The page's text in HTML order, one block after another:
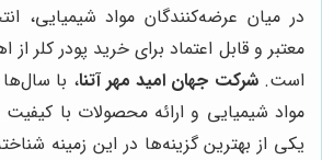
در میان عرضه‌کنندگان مواد شیمیایی،
معتبر و قابل اعتماد برای خرید پودر کلر از
است.شرکت جهان امید مهر آتنا، با
مواد شیمیایی و ارائه محصولات با کیفیت
یکی از بهترین گزینه‌ها در این زمینه